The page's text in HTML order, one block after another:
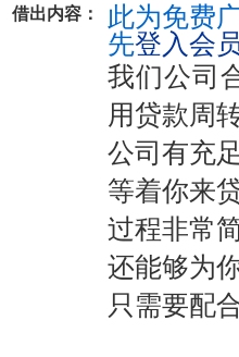
借出内容：
此为免费
先登入会
我们公司
用贷款周
公司有充
等着你来
过程非常
还能够为
只需要配